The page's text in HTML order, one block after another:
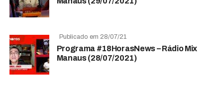
Publicado em 28/07/21
Programa #18HorasNews – Rádio Mix
Manaus (28/07/2021)